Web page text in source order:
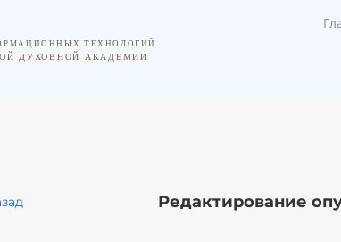
Редактирование